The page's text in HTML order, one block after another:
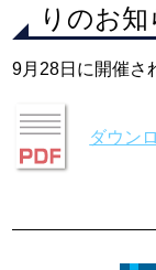
りのお知
9月28日に開催さ
ダウン